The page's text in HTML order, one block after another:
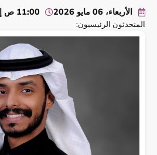
الأربعاء، 06 مايو 2026 11:00 ص إلى 11:40 ص (السعودية)
المتحدثون الرئيسيون: